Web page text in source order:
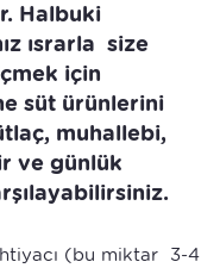
Halbuki
ısrarla size
için
süt ürünlerini
muhallebi,
ve günlük
(bu miktar 3-4